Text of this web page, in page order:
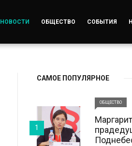
НОВОСТИ ОБЩЕСТВО СОБЫТИЯ
САМОЕ ПОПУЛЯРНОЕ
ОБЩЕСТВО
1